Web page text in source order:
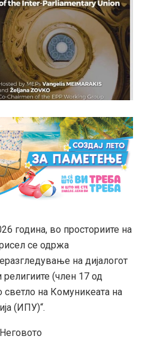
година, во просториите на
се одржа
на дијалогот
религиите (член 17 од
на Комуникеата на
(ИПУ)“.